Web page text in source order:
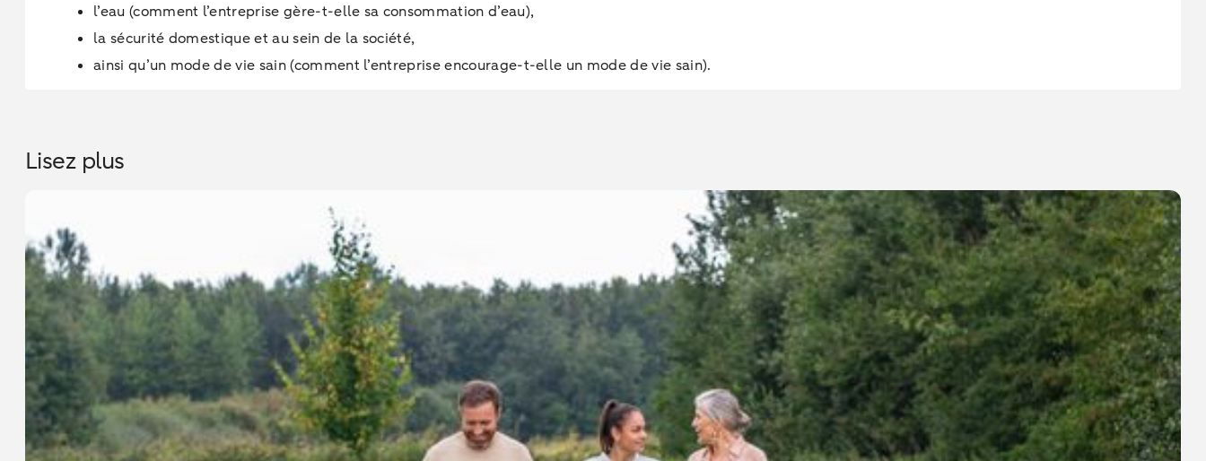
l’eau (comment l’entreprise gère-t-elle sa consommation d’eau),
la sécurité domestique et au sein de la société,
ainsi qu’un mode de vie sain (comment l’entreprise encourage-t-elle un mode de vie sain).
Lisez plus